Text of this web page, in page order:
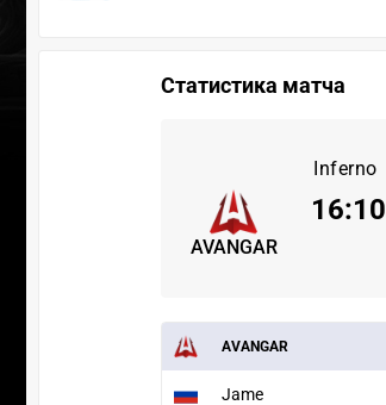
Статистика матча
Inferno
AVANGAR
16:10
AVANGAR
Jame